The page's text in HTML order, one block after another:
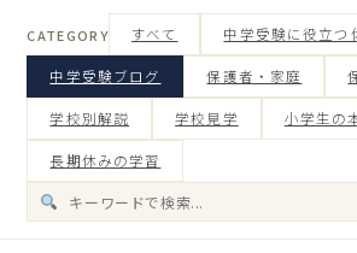
CATEGORY すべて 中学受験に役立つ
中学受験ブログ 保護者・家庭
学校別解説 学校見学 小学生の
長期休みの学習